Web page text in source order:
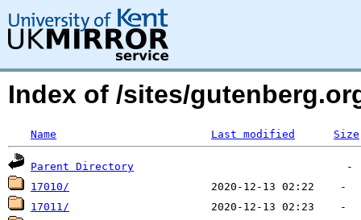
Index of /sites/
Name Last modified Size
Parent Directory
17010/
17011/